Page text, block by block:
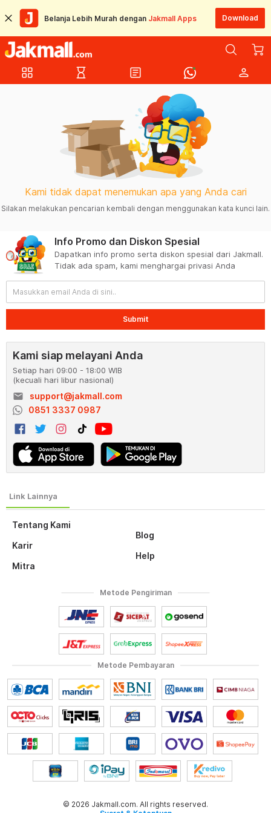
Belanja Lebih Murah dengan Jakmall Apps Download
grid_view hourglass_empty article person
Kami tidak dapat menemukan apa yang Anda cari
Silakan melakukan pencarian kembali dengan menggunakan kata kunci lain.
Tentang Kami
Karir
Mitra
Blog
Help
Info Promo dan Diskon Spesial
Dapatkan info promo serta diskon spesial dari Jakmall.
Tidak ada spam, kami menghargai privasi Anda
Submit
Kami siap melayani Anda
Setiap hari 09:00 - 18:00 WIB
(kecuali hari libur nasional)
email
support@jakmall.com
0851 3337 0987
Metode Pembayaran
Metode Pengiriman
© 2026 Jakmall.com. All rights reserved.